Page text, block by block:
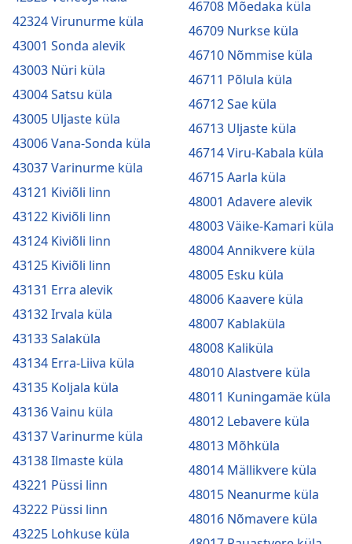
42324 Virunurme küla
43001 Sonda alevik
43003 Nüri küla
43004 Satsu küla
43005 Uljaste küla
43006 Vana-Sonda küla
43037 Varinurme küla
43121 Kiviõli linn
43122 Kiviõli linn
43124 Kiviõli linn
43125 Kiviõli linn
43131 Erra alevik
43132 Irvala küla
43133 Salaküla
43134 Erra-Liiva küla
43135 Koljala küla
43136 Vainu küla
43137 Varinurme küla
43138 Ilmaste küla
43221 Püssi linn
43222 Püssi linn
43225 Lohkuse küla
46708 Mõedaka küla
46709 Nurkse küla
46710 Nõmmise küla
46711 Põlula küla
46712 Sae küla
46713 Uljaste küla
46714 Viru-Kabala küla
46715 Aarla küla
48001 Adavere alevik
48003 Väike-Kamari küla
48004 Annikvere küla
48005 Esku küla
48006 Kaavere küla
48007 Kablaküla
48008 Kaliküla
48010 Alastvere küla
48011 Kuningamäe küla
48012 Lebavere küla
48013 Mõhküla
48014 Mällikvere küla
48015 Neanurme küla
48016 Nõmavere küla